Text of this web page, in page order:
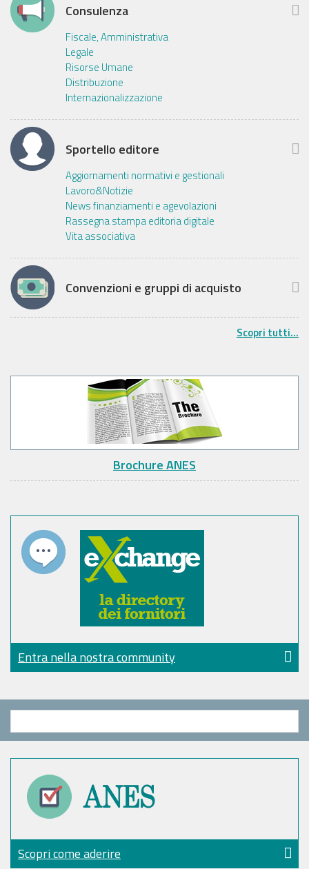
Consulenza
Fiscale, Amministrativa
Legale
Risorse Umane
Distribuzione
Internazionalizzazione
Sportello editore
Aggiornamenti normativi e gestionali
Lavoro&Notizie
News finanziamenti e agevolazioni
Rassegna stampa editoria digitale
Vita associativa
Convenzioni e gruppi di acquisto
Scopri tutti...
Brochure ANES
Entra nella nostra community
Scopri come aderire